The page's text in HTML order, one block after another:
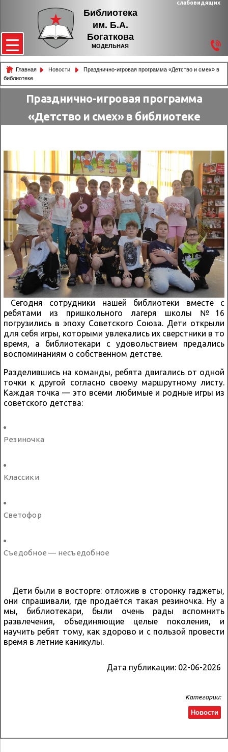
Библиотека
им. Б.А.
Богаткова
МОДЕЛЬНАЯ
слабовидящих
Главная Новости
Празднично-игровая программа «Детство и смех» в
библиотеке
Празднично-игровая программа
«Детство и смех» в библиотеке
Сегодня сотрудники нашей библиотеки вместе с
ребятами из пришкольного лагеря школы №16
погрузились в эпоху Советского Союза. Дети открыли
для себя игры, которыми увлекались их сверстники в то
время, а библиотекари с удовольствием предались
воспоминаниям о собственном детстве.
Разделившись на команды, ребята двигались от одной
точки к другой согласно своему маршрутному листу.
Каждая точка — это всеми любимые и родные игры из
советского детства:
Резиночка
Классики
Светофор
Съедобное — несъедобное
Дети были в восторге: отложив в сторонку гаджеты,
они спрашивали, где продаётся такая резиночка. Ну а
мы, библиотекари, были очень рады вспомнить
развлечения, объединяющие целые поколения, и
научить ребят тому, как здорово и с пользой провести
время в летние каникулы.
Дата публикации: 02-06-2026
Категории:
Новости